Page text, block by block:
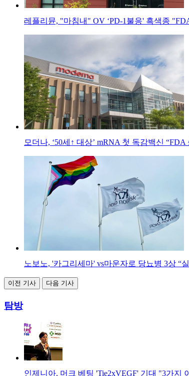
레플리뮨, "마침내" OV ‘PD-1불응' 흑색종
모더나, ‘50세↑ 대상’ mRNA 첫 독감백신 “FDA
노보노, '카그리세마' vs마운자로 당뇨병 3상 “
이전 기사 다음 기사
탐방
인제니아, 머크 베팅 'Tie2xVEGF' 기대 "3가지